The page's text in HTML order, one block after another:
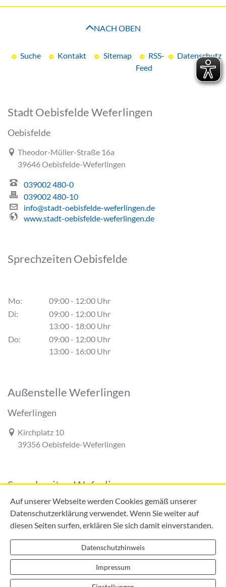
Auf unserer Webseite werden Cookies gemäß unserer
Datenschutzerklärung verwendet. Wenn Sie weiter auf
diesen Seiten surfen, erklären Sie sich damit einverstanden.
Datenschutzhinweis
Impressum
Suche Kontakt Sitemap
RSS-
Feed
Datenschutz
NACH OBEN
Stadt Oebisfelde Weferlingen
Oebisfelde
Link zur Google-Maps Navigation
Theodor-Müller-Straße 16a
39646 Oebisfelde-Weferlingen
039002 480-0
039002 480-10
info@stadt-oebisfelde-weferlingen.de
www.stadt-oebisfelde-weferlingen.de
Sprechzeiten Oebisfelde
Mo:
09:00 - 12:00 Uhr
Di:
09:00 - 12:00 Uhr
13:00 - 18:00 Uhr
Do:
09:00 - 12:00 Uhr
13:00 - 16:00 Uhr
Außenstelle Weferlingen
Weferlingen
Link zur Google-Maps Navigation
Kirchplatz 10
39356 Oebisfelde-Weferlingen
Sprechzeiten Weferlingen
Mo:
09:00 - 12:00 Uhr
Di:
09:00 - 12:00 Uhr
13:00 - 18:00 Uhr
09:00 - 12:00 Uhr
13:00 - 16:00 Uhr